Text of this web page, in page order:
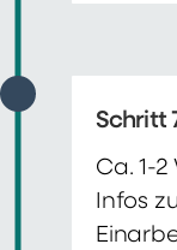
Schritt
Ca. 1-
Infos